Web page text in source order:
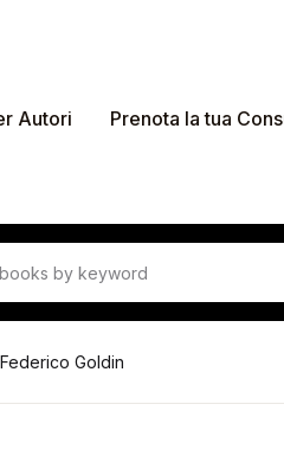
Autori Prenota la tua
Federico Goldin